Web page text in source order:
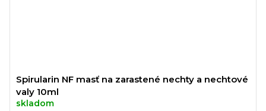
Spirularin NF masť na zarastené nechty a nechtové
valy 10ml
skladom